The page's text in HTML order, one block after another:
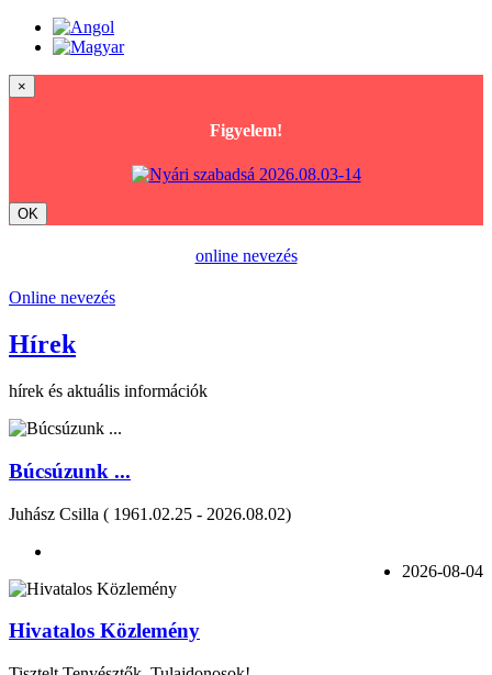
×
Figyelem!
OK
online nevezés
Online nevezés
Hírek
hírek és aktuális információk
Búcsúzunk ...
Juhász Csilla ( 1961.02.25 - 2026.08.02)
2026-08-04
Hivatalos Közlemény